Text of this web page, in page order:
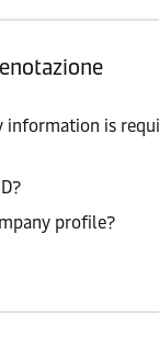
information is
profile?